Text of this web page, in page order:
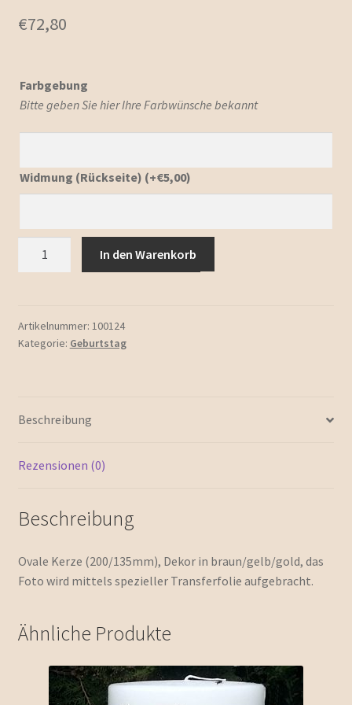
€72,80
Farbgebung
Bitte geben Sie hier Ihre Farbwünsche bekannt
Widmung (Rückseite) (+€5,00)
In den Warenkorb
Artikelnummer: 100124
Kategorie: Geburtstag
Beschreibung
Rezensionen (0)
Beschreibung
Ovale Kerze (200/135mm), Dekor in braun/gelb/gold, das
Foto wird mittels spezieller Transferfolie aufgebracht.
Ähnliche Produkte